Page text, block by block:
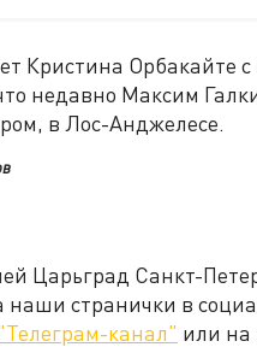
Кристина Орбакайте
недавно Максим
в Лос-Анджелесе.
Царьград Санкт-
странички в
канал" или на